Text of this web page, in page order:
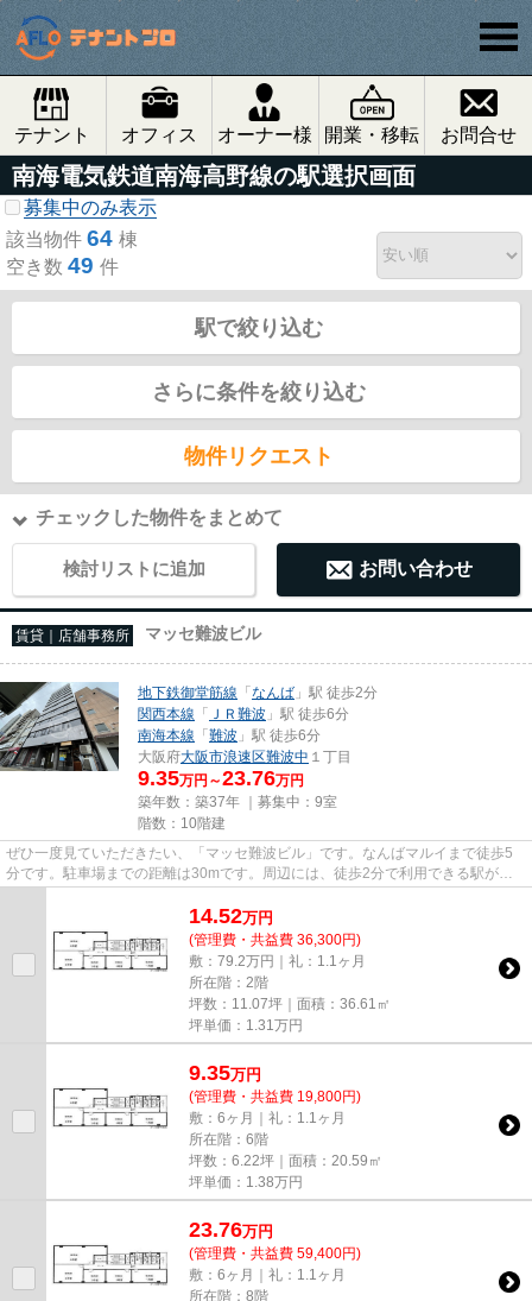
テナント オフィス オーナー様 開業・移転 お問合せ
南海電気鉄道南海高野線の駅選択画面
募集中のみ表示
該当物件 64 棟
空き数 49 件
駅で絞り込む
さらに条件を絞り込む
物件リクエスト
チェックした物件をまとめて
検討リストに追加 お問い合わせ
賃貸｜店舗事務所 マッセ難波ビル
地下鉄御堂筋線 「なんば 」駅 徒歩2分
関西本線 「 ＪＲ難波 」駅 徒歩6分
南海本線 「難波 」駅 徒歩6分
大阪府大阪市浪速区難波中 １丁目
9.35万円～23.76万円
築年数：築37年 ｜募集中： 9室
階数：10階建
ぜひ一度見ていただきたい、「マッセ難波ビル」です。なんばマルイまで徒歩5
分です。駐車場までの距離は30mです。周辺には、徒歩2分で利用できる駅があ
ります。10階建てで、街並みに溶...
14.52万円
(管理費・共益費 36,300円)
敷：79.2万円｜礼：1.1ヶ月
所在階：2階
坪数：11.07坪｜面積：36.61㎡
坪単価： 1.31 万円
9.35万円
(管理費・共益費 19,800円)
敷：6ヶ月｜礼：1.1ヶ月
所在階：6階
坪数：6.22坪｜面積：20.59㎡
坪単価： 1.38万円
23.76万円
(管理費・共益費 59,400円)
敷：6ヶ月｜礼：1.1ヶ月
所在階：8階